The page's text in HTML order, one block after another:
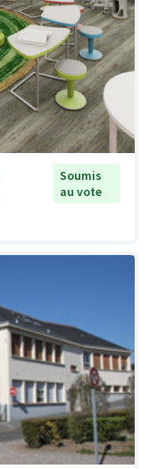
Soumis
au vote